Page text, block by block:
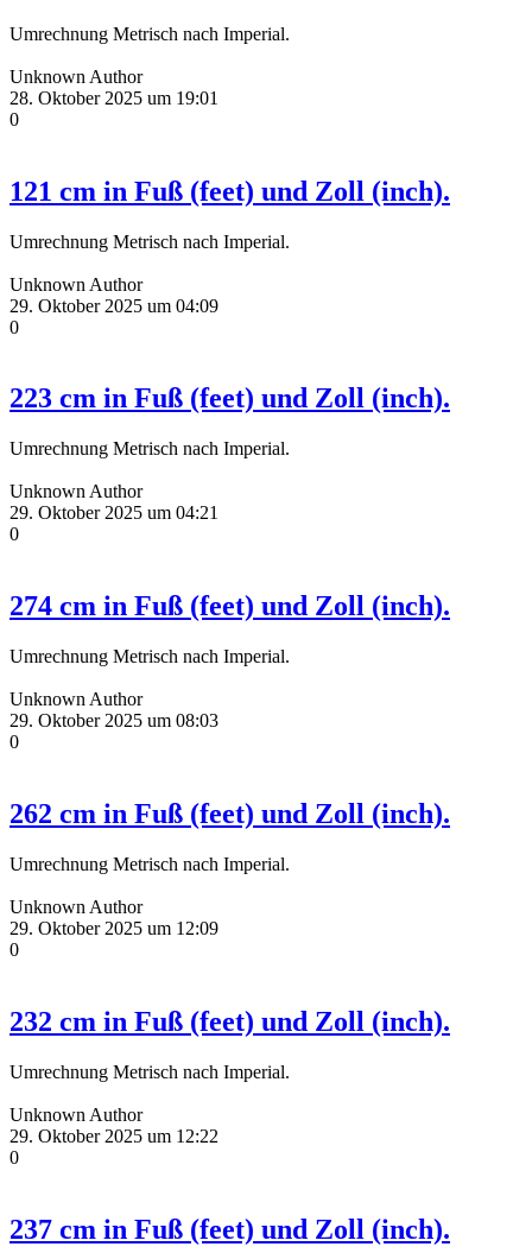
Umrechnung Metrisch nach Imperial.
Unknown Author
28. Oktober 2025 um 19:01
0
121 cm in Fuß (feet) und Zoll (inch).
Umrechnung Metrisch nach Imperial.
Unknown Author
29. Oktober 2025 um 04:09
0
223 cm in Fuß (feet) und Zoll (inch).
Umrechnung Metrisch nach Imperial.
Unknown Author
29. Oktober 2025 um 04:21
0
274 cm in Fuß (feet) und Zoll (inch).
Umrechnung Metrisch nach Imperial.
Unknown Author
29. Oktober 2025 um 08:03
0
262 cm in Fuß (feet) und Zoll (inch).
Umrechnung Metrisch nach Imperial.
Unknown Author
29. Oktober 2025 um 12:09
0
232 cm in Fuß (feet) und Zoll (inch).
Umrechnung Metrisch nach Imperial.
Unknown Author
29. Oktober 2025 um 12:22
0
237 cm in Fuß (feet) und Zoll (inch).